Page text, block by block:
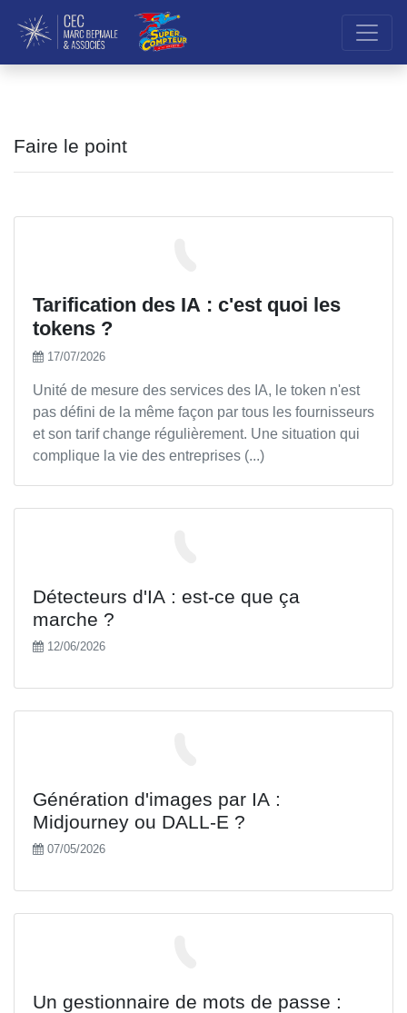
Faire le point
Tarification des IA : c'est quoi les
tokens ?
17/07/2026
Unité de mesure des services des IA, le token n'est
pas défini de la même façon par tous les fournisseurs
et son tarif change régulièrement. Une situation qui
complique la vie des entreprises (...)
Détecteurs d'IA : est-ce que ça
marche ?
12/06/2026
Génération d'images par IA :
Midjourney ou DALL-E ?
07/05/2026
Un gestionnaire de mots de passe :